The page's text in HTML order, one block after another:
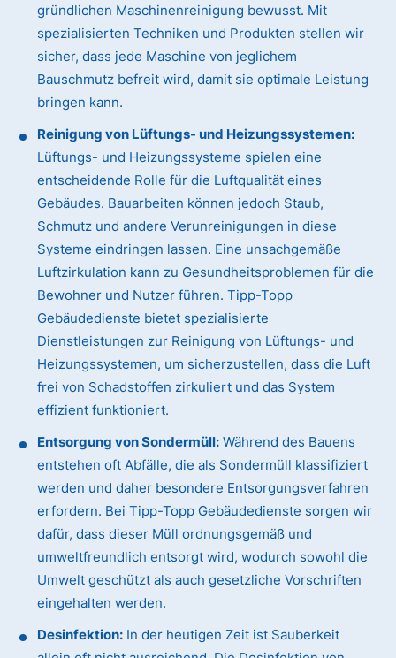
gründlichen Maschinenreinigung bewusst. Mit
spezialisierten Techniken und Produkten stellen wir
sicher, dass jede Maschine von jeglichem
Bauschmutz befreit wird, damit sie optimale Leistung
bringen kann.
Reinigung von Lüftungs- und Heizungssystemen:
Lüftungs- und Heizungssysteme spielen eine
entscheidende Rolle für die Luftqualität eines
Gebäudes. Bauarbeiten können jedoch Staub,
Schmutz und andere Verunreinigungen in diese
Systeme eindringen lassen. Eine unsachgemäße
Luftzirkulation kann zu Gesundheitsproblemen für die
Bewohner und Nutzer führen. Tipp-Topp
Gebäudedienste bietet spezialisierte
Dienstleistungen zur Reinigung von Lüftungs- und
Heizungssystemen, um sicherzustellen, dass die Luft
frei von Schadstoffen zirkuliert und das System
effizient funktioniert.
Entsorgung von Sondermüll: Während des Bauens
entstehen oft Abfälle, die als Sondermüll klassifiziert
werden und daher besondere Entsorgungsverfahren
erfordern. Bei Tipp-Topp Gebäudedienste sorgen wir
dafür, dass dieser Müll ordnungsgemäß und
umweltfreundlich entsorgt wird, wodurch sowohl die
Umwelt geschützt als auch gesetzliche Vorschriften
eingehalten werden.
Desinfektion: In der heutigen Zeit ist Sauberkeit